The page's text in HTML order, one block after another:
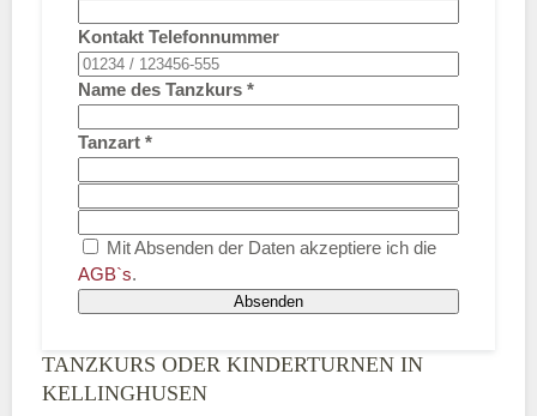
Kontakt Telefonnummer
Name des Tanzkurs *
Tanzart *
Mit Absenden der Daten akzeptiere ich die
AGB`s.
Absenden
TANZKURS ODER KINDERTURNEN IN
KELLINGHUSEN